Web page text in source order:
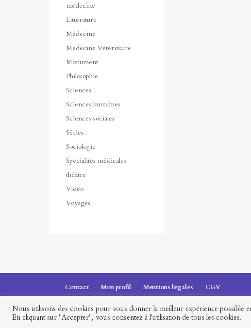
médecine
Littérature
Médecine
Médecine Vétérinaire
Monument
Philosophie
Sciences
Sciences humaines
Sciences sociales
Séries
Sociologie
Spécialités médicales
théâtre
Vidéo
Voyages
Contact Mon profil Mentions légales CGV
Presses universitaires François-Rabelais © 2026
Nous utilisons des cookies pour vous donner la meilleur expérience possible
En cliquant sur "Accepter", vous consentez à l'utilisation de tous les cookies.